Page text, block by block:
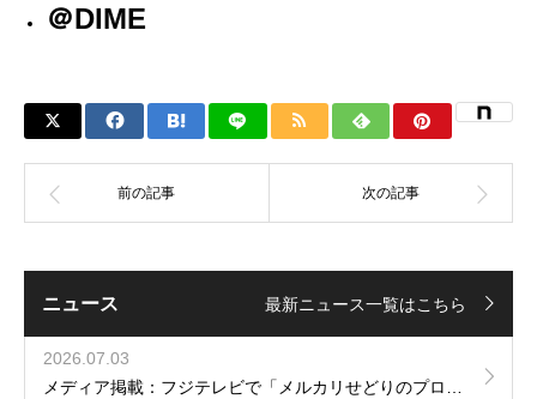
＠DIME
ニュース 最新ニュース一覧はこちら
2026.07.03
メディア掲載：フジテレビで「メルカリせどりのプロ」として出演しました